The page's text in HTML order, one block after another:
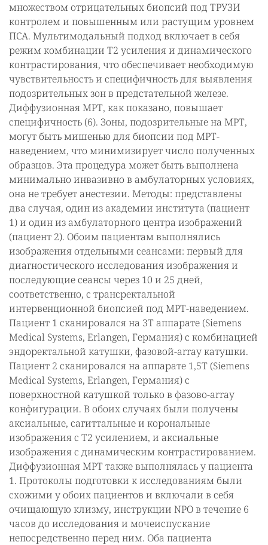
множеством отрицательных биопсий под ТРУЗИ
контролем и повышенным или растущим уровнем
ПСА. Мультимодальный подход включает в себя
режим комбинации Т2 усиления и динамического
контрастирования, что обеспечивает необходимую
чувствительность и специфичность для выявления
подозрительных зон в предстательной железе.
Диффузионная МРТ, как показано, повышает
специфичность (6). Зоны, подозрительные на МРТ,
могут быть мишенью для биопсии под МРТ-
наведением, что минимизирует число полученных
образцов. Эта процедура может быть выполнена
минимально инвазивно в амбулаторных условиях,
она не требует анестезии. Методы: представлены
два случая, один из академии института (пациент
1) и один из амбулаторного центра изображений
(пациент 2). Обоим пациентам выполнялись
изображения отдельными сеансами: первый для
диагностического исследования изображения и
последующие сеансы через 10 и 25 дней,
соответственно, с трансректальной
интервенционной биопсией под МРТ-наведением.
Пациент 1 сканировался на 3Т аппарате (Siemens
Medical Systems, Erlangen, Германия) с комбинацией
эндоректальной катушки, фазовой-array катушки.
Пациент 2 сканировался на аппарате 1,5Т (Siemens
Medical Systems, Erlangen, Германия) с
поверхностной катушкой только в фазово-array
конфигурации. В обоих случаях были получены
аксиальные, сагиттальные и корональные
изображения с Т2 усилением, и аксиальные
изображения с динамическим контрастированием.
Диффузионная МРТ также выполнялась у пациента
1. Протоколы подготовки к исследованиям были
схожими у обоих пациентов и включали в себя
очищающую клизму, инструкции NPO в течение 6
часов до исследования и мочеиспускание
непосредственно перед ним. Оба пациента